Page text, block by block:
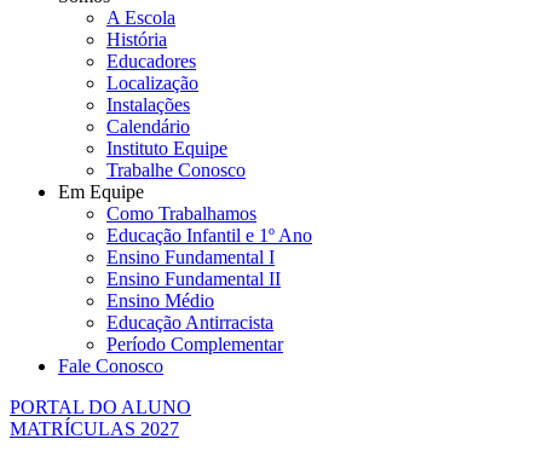
A Escola
História
Educadores
Localização
Instalações
Calendário
Instituto Equipe
Trabalhe Conosco
Em Equipe
Como Trabalhamos
Educação Infantil e 1º Ano
Ensino Fundamental I
Ensino Fundamental II
Ensino Médio
Educação Antirracista
Período Complementar
Fale Conosco
PORTAL DO ALUNO
MATRÍCULAS 2027